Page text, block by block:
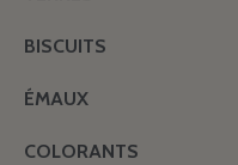
BISCUITS
ÉMAUX
COLORANTS